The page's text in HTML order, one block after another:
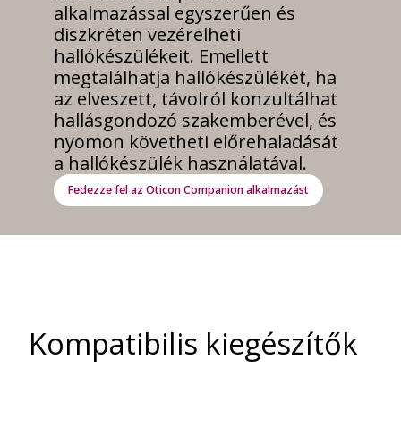
alkalmazással egyszerűen és
diszkréten vezérelheti
hallókészülékeit. Emellett
megtalálhatja hallókészülékét, ha
az elveszett, távolról konzultálhat
hallásgondozó szakemberével, és
nyomon követheti előrehaladását
a hallókészülék használatával.
Fedezze fel az Oticon Companion alkalmazást
Kompatibilis kiegészítők